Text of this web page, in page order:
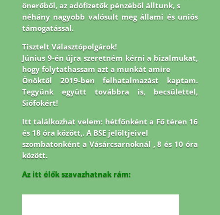
önerőből, az adófizetők pénzéből álltunk, s
néhány nagyobb valósult meg állami és uniós
támogatással.
Tisztelt Választópolgárok!
Június 9-én újra szeretném kérni a bizalmukat,
hogy folytathassam azt a munkát amire
Önöktől 2019-ben felhatalmazást kaptam.
Tegyünk együtt továbbra is, becsülettel,
Siófokért!
Itt találkozhat velem: hétfőnként a Fő téren 16
és 18 óra között,. A BSE jelöltjeivel
szombatonként a Vásárcsarnoknál , 8 és 10 óra
között.
Az itt élők szavazhatnak rám: